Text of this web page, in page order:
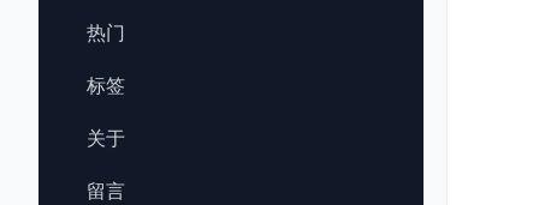
热门
标签
关于
留言